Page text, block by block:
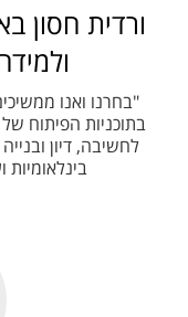
ורדית חסון
"בחרנו ואנו
בתוכניות הפיתוח
לחשיבה, דיון
בינלאומיות